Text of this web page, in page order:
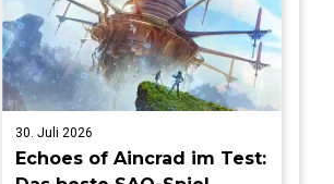
30. Juli 2026
Echoes of Aincrad im Test: